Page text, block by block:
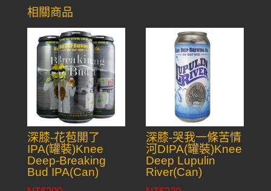
相關商品
深膝-花苞開了
IPA(罐裝)Knee
Deep-Breaking
Bud IPA(Can)
深膝-哭我一條苦情
河DIPA(罐裝)Knee
Deep Lupulin
River(Can)